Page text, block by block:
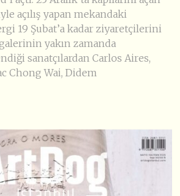
açılış yapan mekandaki
19 Şubat’a kadar ziyaretçilerini
yakın zamanda
sanatçılardan Carlos Aires,
Chong Wai, Didem